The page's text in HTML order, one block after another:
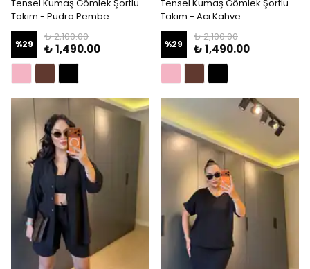
Tensel Kumaş Gömlek Şortlu
Takım - Pudra Pembe
%29
₺ 2,100.00
₺ 1,490.00
Tensel Kumaş Gömlek Şortlu
Takım - Acı Kahve
%29
₺ 2,100.00
₺ 1,490.00